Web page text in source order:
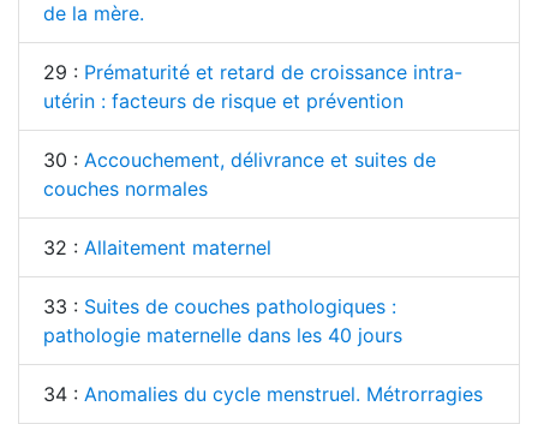
de la mère.
29 : Prématurité et retard de croissance intra-
utérin : facteurs de risque et prévention
30 : Accouchement, délivrance et suites de
couches normales
32 : Allaitement maternel
33 : Suites de couches pathologiques :
pathologie maternelle dans les 40 jours
34 : Anomalies du cycle menstruel. Métrorragies